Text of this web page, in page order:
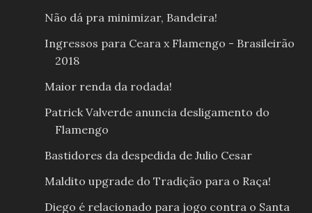
Não dá pra minimizar, Bandeira!
Ingressos para Ceara x Flamengo - Brasileirão
2018
Maior renda da rodada!
Patrick Valverde anuncia desligamento do
Flamengo
Bastidores da despedida de Julio Cesar
Maldito upgrade do Tradição para o Raça!
Diego é relacionado para jogo contra o Santa